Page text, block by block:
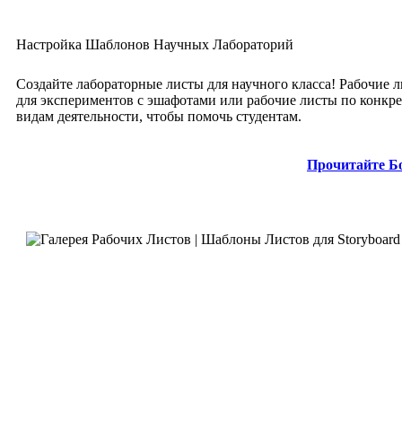
Настройка Шаблонов Научных Лабораторий
Создайте лабораторные листы для научного класса! Рабочие
для экспериментов с эшафотами или рабочие листы по
видам деятельности, чтобы помочь студентам.
Прочитайте